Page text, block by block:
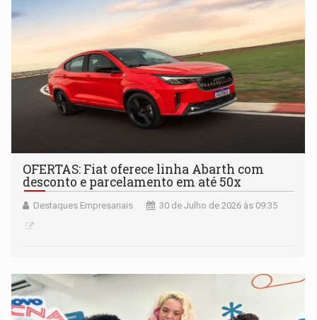
OFERTAS: Fiat oferece linha Abarth com
desconto e parcelamento em até 50x
Destaques Empresariais 30 de Julho de 2026 às 09:35